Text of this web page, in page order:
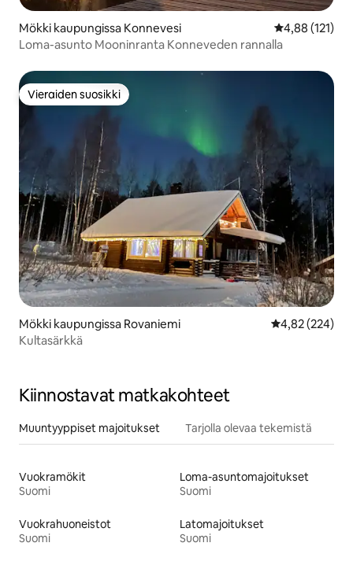
Mökki kaupungissa Konnevesi
4,88 (121)
Loma-asunto Mooninranta Konneveden rannalla
Vieraiden suosikki
Vieraiden suosikki
Mökki kaupungissa Rovaniemi
4,82 (224)
Kultasärkkä
Kiinnostavat matkakohteet
Muuntyyppiset majoitukset Tarjolla olevaa tekemistä
Vuokramökit
Suomi
Loma-asuntomajoitukset
Suomi
Vuokrahuoneistot
Suomi
Latomajoitukset
Suomi